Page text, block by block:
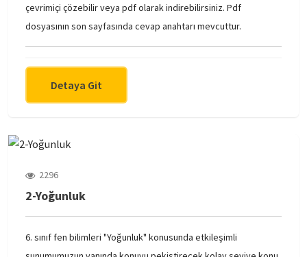
çevrimiçi çözebilir veya pdf olarak indirebilirsiniz. Pdf
dosyasının son sayfasında cevap anahtarı mevcuttur.
Detaya Git
2296
2-Yoğunluk
6. sınıf fen bilimleri "Yoğunluk" konusunda etkileşimli